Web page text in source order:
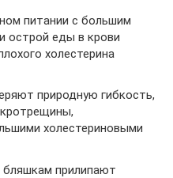
питании с большим
острой еды в крови
холестерина
природную гибкость,
холестериновыми
прилипают